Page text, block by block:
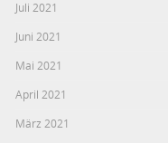
Juli 2021
Juni 2021
Mai 2021
April 2021
März 2021